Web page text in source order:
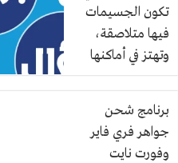
تكون الجسيمات
فيها متلاصقة،
وتهتز في أماكنها
دون أن تبتعد
بعض..
برنامج شحن
جواهر فري فاير
وفورت نايت